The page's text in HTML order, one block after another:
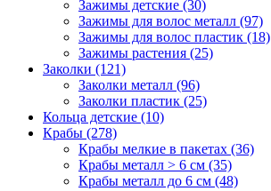
Зажимы детские (30)
Зажимы для волос металл (97)
Зажимы для волос пластик (18)
Зажимы растения (25)
Заколки (121)
Заколки металл (96)
Заколки пластик (25)
Кольца детские (10)
Крабы (278)
Крабы мелкие в пакетах (36)
Крабы металл > 6 см (35)
Крабы металл до 6 см (48)